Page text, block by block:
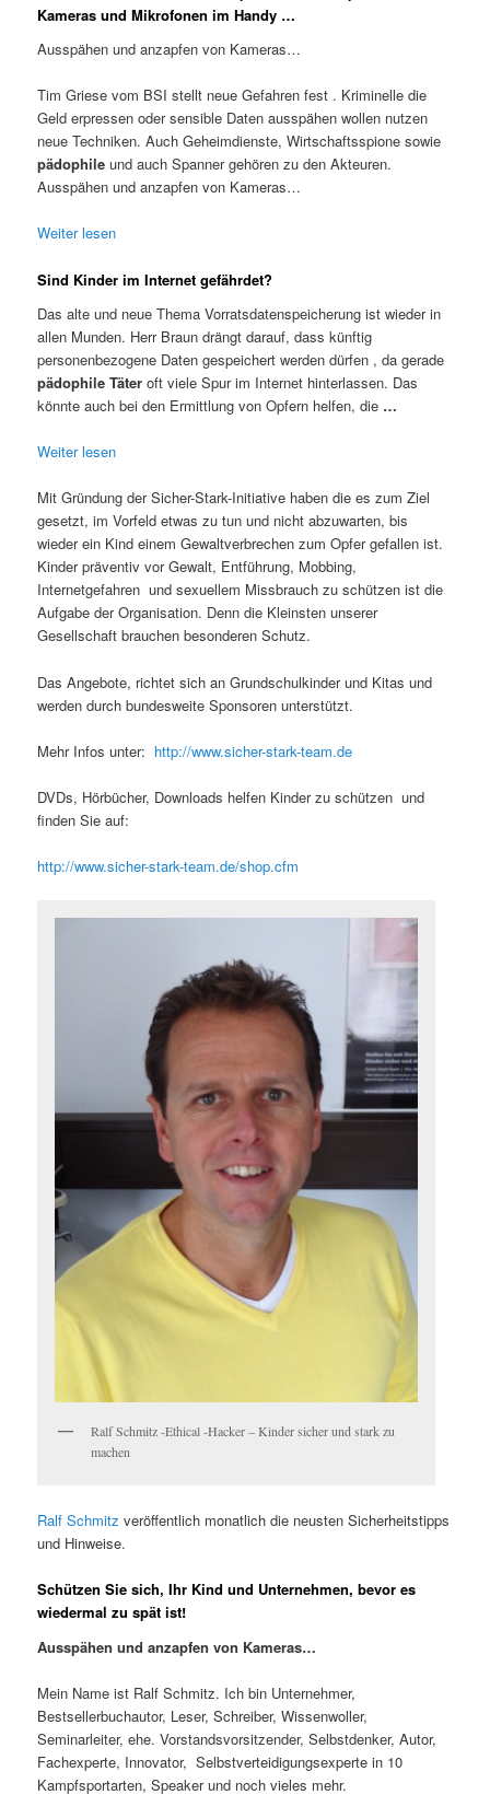
Kameras und Mikrofonen im Handy …
Ausspähen und anzapfen von Kameras…
Tim Griese vom BSI stellt neue Gefahren fest . Kriminelle die
Geld erpressen oder sensible Daten ausspähen wollen nutzen
neue Techniken. Auch Geheimdienste, Wirtschaftsspione sowie
pädophile und auch Spanner gehören zu den Akteuren.
Ausspähen und anzapfen von Kameras…
Weiter lesen
Sind Kinder im Internet gefährdet?
Das alte und neue Thema Vorratsdatenspeicherung ist wieder in
allen Munden. Herr Braun drängt darauf, dass künftig
personenbezogene Daten gespeichert werden dürfen , da gerade
pädophile Täter oft viele Spur im Internet hinterlassen. Das
könnte auch bei den Ermittlung von Opfern helfen, die …
Weiter lesen
Mit Gründung der Sicher-Stark-Initiative haben die es zum Ziel
gesetzt, im Vorfeld etwas zu tun und nicht abzuwarten, bis
wieder ein Kind einem Gewaltverbrechen zum Opfer gefallen ist.
Kinder präventiv vor Gewalt, Entführung, Mobbing,
Internetgefahren und sexuellem Missbrauch zu schützen ist die
Aufgabe der Organisation. Denn die Kleinsten unserer
Gesellschaft brauchen besonderen Schutz.
Das Angebote, richtet sich an Grundschulkinder und Kitas und
werden durch bundesweite Sponsoren unterstützt.
Mehr Infos unter: http://www.sicher-stark-team.de
DVDs, Hörbücher, Downloads helfen Kinder zu schützen und
finden Sie auf:
http://www.sicher-stark-team.de/shop.cfm
Ralf Schmitz -Ethical -Hacker – Kinder sicher und stark zu
machen
Ralf Schmitz veröffentlich monatlich die neusten Sicherheitstipps
und Hinweise.
Schützen Sie sich, Ihr Kind und Unternehmen, bevor es
wiedermal zu spät ist!
Ausspähen und anzapfen von Kameras…
Mein Name ist Ralf Schmitz. Ich bin Unternehmer,
Bestsellerbuchautor, Leser, Schreiber, Wissenwoller,
Seminarleiter, ehe. Vorstandsvorsitzender, Selbstdenker, Autor,
Fachexperte, Innovator, Selbstverteidigungsexperte in 10
Kampfsportarten, Speaker und noch vieles mehr.